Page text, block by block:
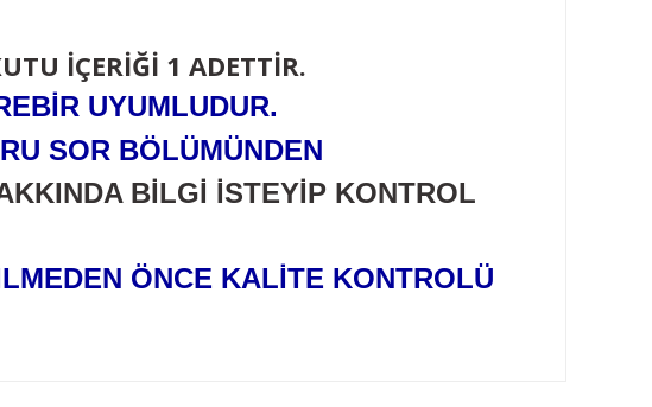
İÇERİĞİ 1 ADETTİR.
UYUMLUDUR.
SOR BÖLÜMÜNDEN
BİLGİ İSTEYİP KONTROL
ÖNCE KALİTE KONTROLÜ